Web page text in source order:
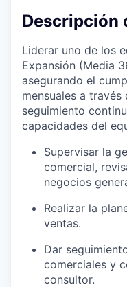
Descripción
Liderar uno de los
Expansión (Media
asegurando el
mensuales a
seguimiento
capacidades del
Supervisar la
comercial,
negocios
Realizar la
ventas.
Dar
comerciales y
consultor.